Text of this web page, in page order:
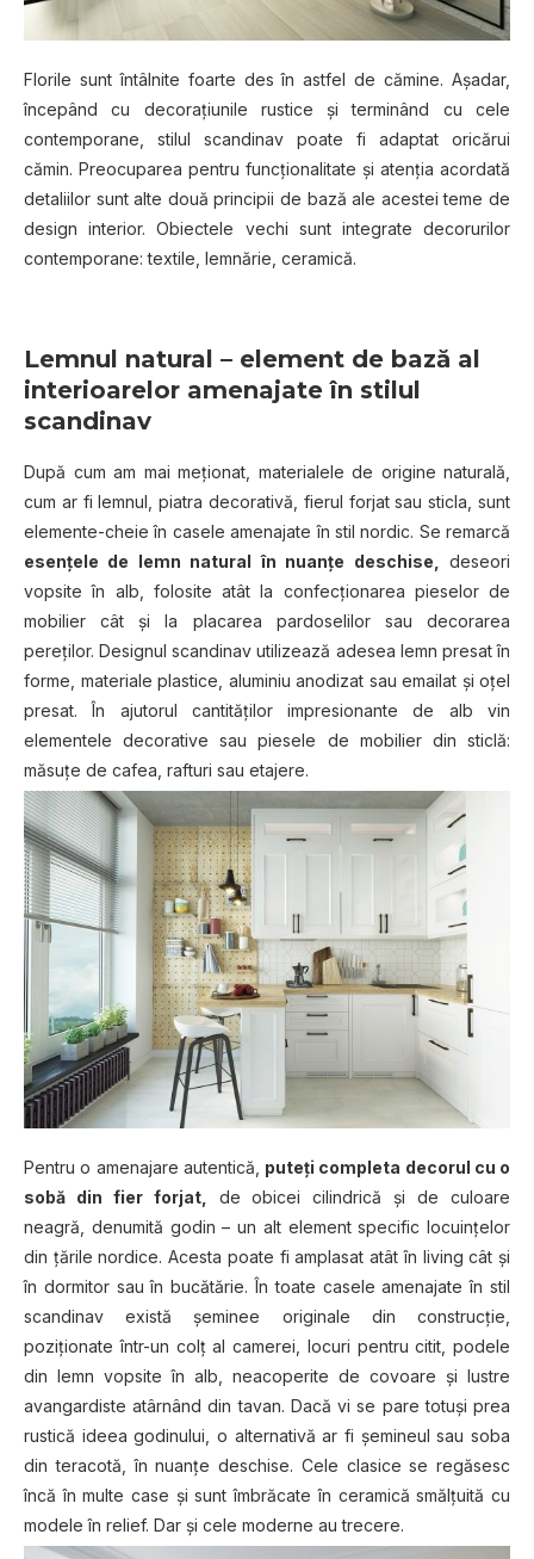
Florile sunt întâlnite foarte des în astfel de cămine. Așadar,
începând cu decorațiunile rustice și terminând cu cele
contemporane, stilul scandinav poate fi adaptat oricărui
cămin. Preocuparea pentru funcționalitate și atenția acordată
detaliilor sunt alte două principii de bază ale acestei teme de
design interior. Obiectele vechi sunt integrate decorurilor
contemporane: textile, lemnărie, ceramică.
Lemnul natural – element de bază al
interioarelor amenajate în stilul
scandinav
După cum am mai meționat, materialele de origine naturală,
cum ar fi lemnul, piatra decorativă, fierul forjat sau sticla, sunt
elemente-cheie în casele amenajate în stil nordic. Se remarcă
esențele de lemn natural în nuanțe deschise,
deseori
vopsite în alb, folosite atât la confecționarea pieselor de
mobilier cât și la placarea pardoselilor sau decorarea
pereților. Designul scandinav utilizează adesea lemn presat în
forme, materiale plastice, aluminiu anodizat sau emailat și oțel
presat. În ajutorul cantităților impresionante de alb vin
elementele decorative sau piesele de mobilier din sticlă:
măsuțe de cafea, rafturi sau etajere.
Pentru o amenajare autentică, puteți completa decorul cu o
sobă din fier forjat,
de obicei cilindrică și de culoare
neagră, denumită godin – un alt element specific locuințelor
din țările nordice. Acesta poate fi amplasat atât în living cât și
în dormitor sau în bucătărie. În toate casele amenajate în stil
scandinav există şeminee originale din construcţie,
poziţionate într-un colţ al camerei, locuri pentru citit, podele
din lemn vopsite în alb, neacoperite de covoare şi lustre
avangardiste atârnând din tavan. Dacă vi se pare totuși prea
rustică ideea godinului, o alternativă ar fi șemineul sau soba
din teracotă, în nuanțe deschise. Cele clasice se regăsesc
încă în multe case și sunt îmbrăcate în ceramică smălțuită cu
modele în relief. Dar și cele moderne au trecere.